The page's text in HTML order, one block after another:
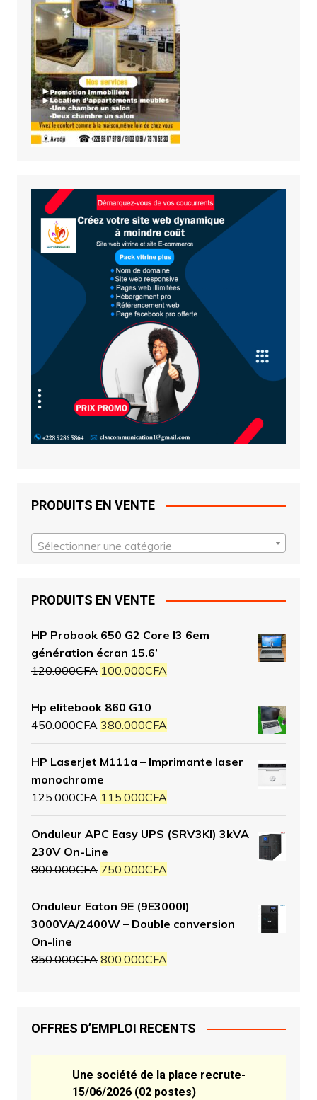
PRODUITS EN VENTE
Sélectionner une catégorie
PRODUITS EN VENTE
HP Probook 650 G2 Core I3 6em
génération écran 15.6’
120.000CFA 100.000CFA
Hp elitebook 860 G10
450.000CFA 380.000CFA
HP Laserjet M111a – Imprimante laser
monochrome
125.000CFA 115.000CFA
Onduleur APC Easy UPS (SRV3KI) 3kVA
230V On-Line
800.000CFA 750.000CFA
Onduleur Eaton 9E (9E3000I)
3000VA/2400W – Double conversion
On-line
850.000CFA 800.000CFA
OFFRES D’EMPLOI RECENTS
Une société de la place recrute-
15/06/2026 (02 postes)